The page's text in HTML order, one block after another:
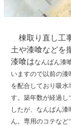
棟取り直し工
土や漆喰などを
漆喰はなんばん漆
いますので以前の
を配合しており吸水
す。築年数が経過し
したが、なんばん
ん。専用のコテな